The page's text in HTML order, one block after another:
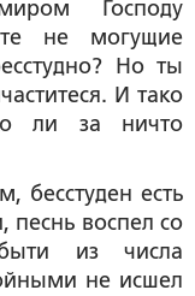
Господу
не могущие
Но ты
И тако
ли за ничто
бесстуден есть
воспел со
из числа
не исшел